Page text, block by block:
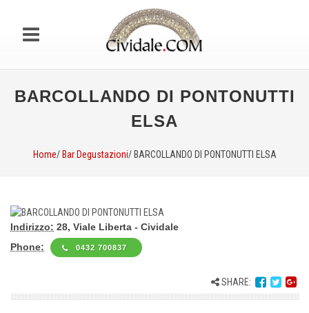
BARCOLLANDO DI PONTONUTTI
ELSA
Home/ Bar Degustazioni/ BARCOLLANDO DI PONTONUTTI ELSA
Indirizzo: 28, Viale Liberta - Cividale
Phone:
0432 700837
SHARE: